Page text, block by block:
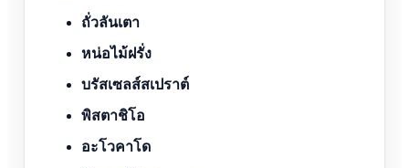
ถั่วลันเตา
หน่อไม้ฝรั่ง
บรัสเซลส์สเปราต์
พิสตาชิโอ
อะโวคาโด